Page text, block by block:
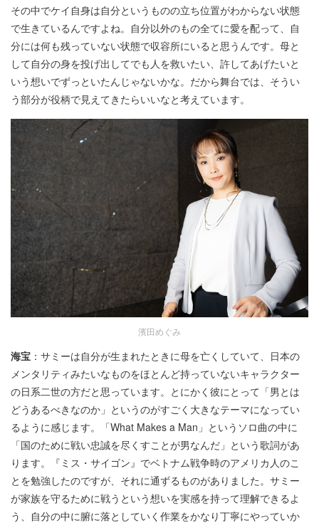
その中でケイ自身は自分というものの立ち位置がわからない状態
で生きているんですよね。自分以外のもの全てに愛を配って、自
分には何も残っていない状態で収容所にいると思うんです。母と
して自分の身を投げ出してでも人を救いたい、許してあげたいと
いう想いでずっといたんじゃないかな。だから舞台では、そうい
う部分が役柄で見えてきたらいいなと考えています。
濱田めぐみ
海宝 ：サミーは自分が生まれたときに母を亡くしていて、日本の
メンタリティみたいなものをほとんど持っていないキャラクター
の日系二世の方だと思っています。とにかく彼にとって「男とは
どうあるべきなのか」というのがすごく大きなテーマになってい
るように感じます。「What Makes a Man」というソロ曲の中に
「国のために戦い忠誠を尽くすことが男なんだ」という歌詞があ
ります。『ミス・サイゴン』でベトナム戦争時のアメリカ人のこ
とを勉強したのですが、それに通ずるものがありました。サミー
が家族を守るために戦うという想いを実感を持って理解できるよ
う、自分の中に腑に落としていく作業をかなり丁寧にやっていか